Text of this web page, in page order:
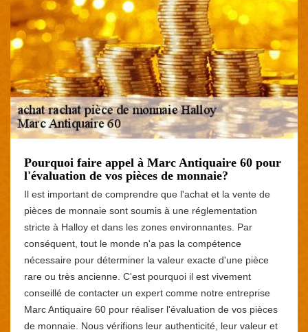
Pourquoi faire appel à Marc Antiquaire 60 pour
l'évaluation de vos pièces de monnaie?
Il est important de comprendre que l'achat et la vente de
pièces de monnaie sont soumis à une réglementation
stricte à Halloy et dans les zones environnantes. Par
conséquent, tout le monde n'a pas la compétence
nécessaire pour déterminer la valeur exacte d'une pièce
rare ou très ancienne. C'est pourquoi il est vivement
conseillé de contacter un expert comme notre entreprise
Marc Antiquaire 60 pour réaliser l'évaluation de vos pièces
de monnaie. Nous vérifions leur authenticité, leur valeur et